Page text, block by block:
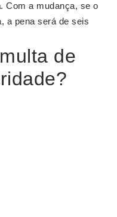
. Com a mudança, se o
a pena será de seis
de